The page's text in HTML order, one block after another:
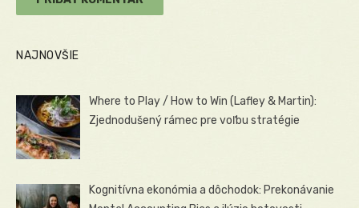
NAJNOVŠIE
Where to Play / How to Win (Lafley & Martin):
Zjednodušený rámec pre voľbu stratégie
Kognitívna ekonómia a dôchodok: Prekonávanie